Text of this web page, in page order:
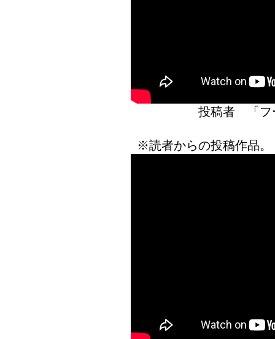
投稿者 「
※読者からの投稿作品